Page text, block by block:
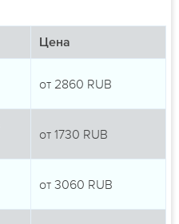
Цена
от 2860 RUB
от 1730 RUB
от 3060 RUB